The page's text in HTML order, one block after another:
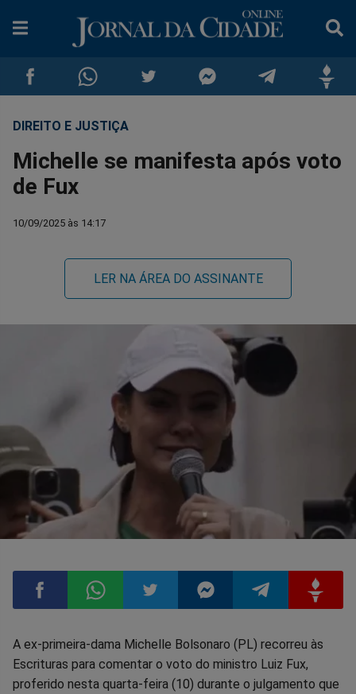
Compartilhar
no
Compartilhar
no
Compartilhar
no
no
no
no
DIREITO E JUSTIÇA
Michelle se manifesta após voto
de Fux
10/09/2025 às 14:17
LER NA ÁREA DO ASSINANTE
Compartilhar
no
Compartilhar
no
Compartilhar
no
Compartilhar
no
Compartilhar
no
no
A ex-primeira-dama Michelle Bolsonaro (PL) recorreu às
Escrituras para comentar o voto do ministro Luiz Fux,
proferido nesta quarta-feira (10) durante o julgamento que